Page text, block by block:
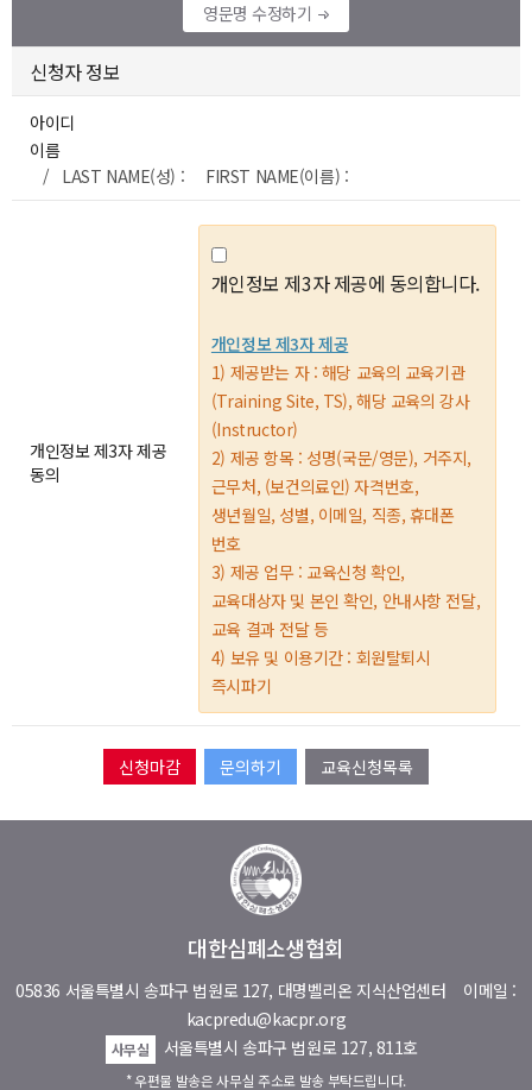
영문명 수정하기
신청자 정보
아이디
이름
/ LAST NAME(성) : FIRST NAME(이름) :
개인정보 제3자 제공
동의
개인정보 제3자 제공에 동의합니다.
개인정보 제3자 제공
1) 제공받는 자 : 해당 교육의 교육기관
(Training Site, TS), 해당 교육의 강사
(Instructor)
2) 제공 항목 : 성명(국문/영문), 거주지,
근무처, (보건의료인) 자격번호,
생년월일, 성별, 이메일, 직종, 휴대폰
번호
3) 제공 업무 : 교육신청 확인,
교육대상자 및 본인 확인, 안내사항 전달,
교육 결과 전달 등
4) 보유 및 이용기간 : 회원탈퇴시
즉시파기
문의하기 교육신청목록
대한심폐소생협회
05836 서울특별시 송파구 법원로 127, 대명벨리온 지식산업센터 이메일 :
kacpredu@kacpr.org
사무실 서울특별시 송파구 법원로 127, 811호
* 우편물 발송은 사무실 주소로 발송 부탁드립니다.